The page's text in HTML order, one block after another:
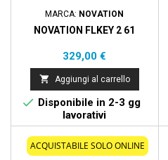
MARCA: NOVATION
NOVATION FLKEY 2 61
Prezzo
329,00 €
 Aggiungi al carrello
 Disponibile in 2-3 gg
lavorativi
ACQUISTABILE SOLO ONLINE